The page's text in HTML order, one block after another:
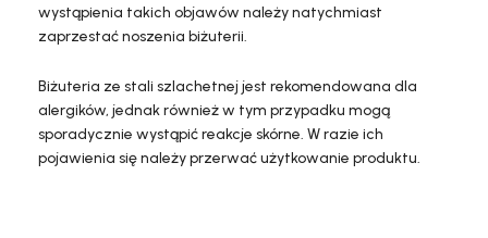
wystąpienia takich objawów należy natychmiast
zaprzestać noszenia biżuterii.
Biżuteria ze stali szlachetnej jest rekomendowana dla
alergików, jednak również w tym przypadku mogą
sporadycznie wystąpić reakcje skórne. W razie ich
pojawienia się należy przerwać użytkowanie produktu.